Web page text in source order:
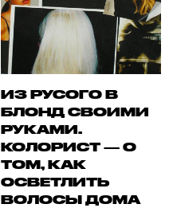
ИЗ РУСОГО В
БЛОНД СВОИМИ
РУКАМИ.
КОЛОРИСТ — О
ТОМ, КАК
ОСВЕТЛИТЬ
ВОЛОСЫ ДОМА